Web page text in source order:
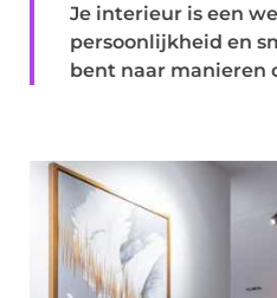
Je interieur is een
persoonlijkheid en
bent naar manieren